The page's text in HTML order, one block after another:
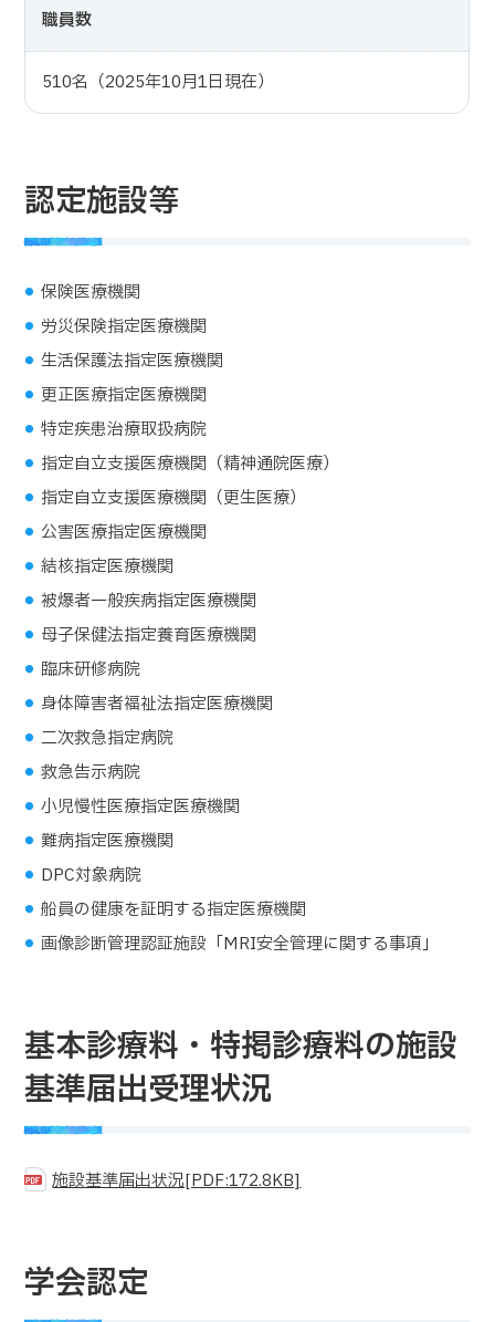
職員数
510名（2025年10月1日現在）
認定施設等
保険医療機関
労災保険指定医療機関
生活保護法指定医療機関
更正医療指定医療機関
特定疾患治療取扱病院
指定自立支援医療機関（精神通院医療）
指定自立支援医療機関（更生医療）
公害医療指定医療機関
結核指定医療機関
被爆者一般疾病指定医療機関
母子保健法指定養育医療機関
臨床研修病院
身体障害者福祉法指定医療機関
二次救急指定病院
救急告示病院
小児慢性医療指定医療機関
難病指定医療機関
DPC対象病院
船員の健康を証明する指定医療機関
画像診断管理認証施設「MRI安全管理に関する事項」
基本診療料・特掲診療料の施設
基準届出受理状況
施設基準届出状況[PDF:172.8KB]
学会認定